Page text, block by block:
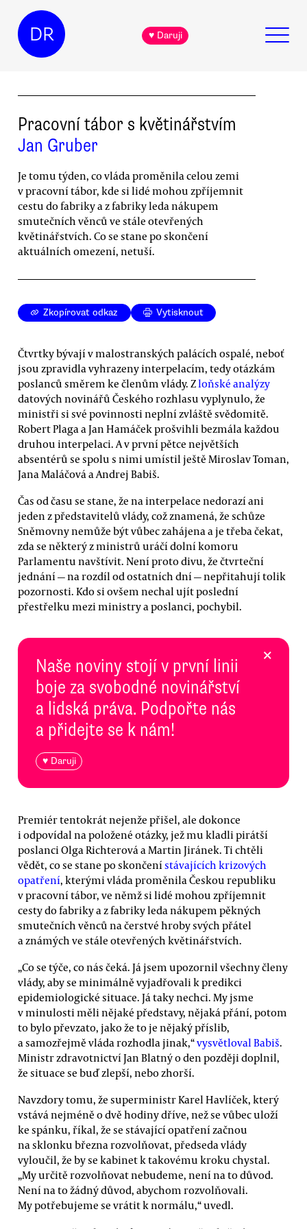
DR ♥ Daruji
Pracovní tábor s květinářstvím
Jan Gruber
Je tomu týden, co vláda proměnila celou zemi
v pracovní tábor, kde si lidé mohou zpříjemnit
cestu do fabriky a z fabriky leda nákupem
smutečních věnců ve stále otevřených
květinářstvích. Co se stane po skončení
aktuálních omezení, netuší.
Zkopírovat odkaz Vytisknout
Čtvrtky bývají v malostranských palácích ospalé, neboť
jsou zpravidla vyhrazeny interpelacím, tedy otázkám
poslanců směrem ke členům vlády. Zloňské analýzy
datových novinářů Českého rozhlasu vyplynulo, že
ministři si své povinnosti neplní zvláště svědomitě.
Robert Plaga a Jan Hamáček prošvihli bezmála každou
druhou interpelaci. A v první pětce největších
absentérů se spolu s nimi umístil ještě Miroslav Toman,
Jana Maláčová a Andrej Babiš.
Čas od času se stane, že na interpelace nedorazí ani
jeden z představitelů vlády, což znamená, že schůze
Sněmovny nemůže být vůbec zahájena a je třeba čekat,
zda se některý z ministrů uráčí dolní komoru
Parlamentu navštívit. Není proto divu, že čtvrteční
jednání — na rozdíl od ostatních dní — nepřitahují tolik
pozornosti. Kdo si ovšem nechal ujít poslední
přestřelku mezi ministry a poslanci, pochybil.
Naše noviny stojí v první linii
boje za svobodné novinářství
a lidská práva. Podpořte nás
a přidejte se k nám!
♥ Daruji
×
Premiér tentokrát nejenže přišel, ale dokonce
i odpovídal na položené otázky, jež mu kladli pirátší
poslanci Olga Richterová a Martin Jiránek. Ti chtěli
vědět, co se stane po skončení stávajících krizových
opatření, kterými vláda proměnila Českou republiku
v pracovní tábor, ve němž si lidé mohou zpříjemnit
cesty do fabriky a z fabriky leda nákupem pěkných
smutečních věnců na čerstvé hroby svých přátel
a známých ve stále otevřených květinářstvích.
„Co se týče, co nás čeká. Já jsem upozornil všechny členy
vlády, aby se minimálně vyjadřovali k predikci
epidemiologické situace. Já taky nechci. My jsme
v minulosti měli nějaké představy, nějaká přání, potom
to bylo převzato, jako že to je nějaký příslib,
a samozřejmě vláda rozhodla jinak,“vysvětloval Babiš.
Ministr zdravotnictví Jan Blatný o den později doplnil,
že situace se buď zlepší, nebo zhorší.
Navzdory tomu, že superministr Karel Havlíček, který
vstává nejméně o dvě hodiny dříve, než se vůbec uloží
ke spánku, říkal, že se stávající opatření začnou
na sklonku března rozvolňovat, předseda vlády
vyloučil, že by se kabinet k takovému kroku chystal.
„My určitě rozvolňovat nebudeme, není na to důvod.
Není na to žádný důvod, abychom rozvolňovali.
My potřebujeme se vrátit k normálu,“ uvedl.